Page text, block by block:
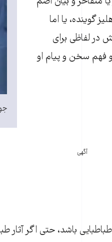
گوینده، یا اما
در لفاظی برای
فهم سخن و پیام او
آگهی
باشد، حتی اگر آثار